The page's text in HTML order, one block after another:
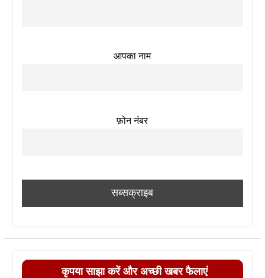
आपका नाम
फ़ोन नंबर
कृपया साझा करें और अच्छी खबर फैलाएं